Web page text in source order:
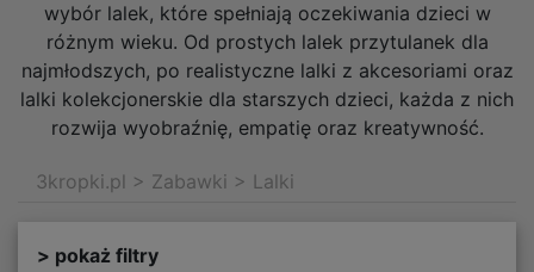
wybór lalek, które spełniają oczekiwania dzieci w
różnym wieku. Od prostych lalek przytulanek dla
najmłodszych, po realistyczne lalki z akcesoriami oraz
lalki kolekcjonerskie dla starszych dzieci, każda z nich
rozwija wyobraźnię, empatię oraz kreatywność.
3kropki.pl > Zabawki > Lalki
> pokaż filtry